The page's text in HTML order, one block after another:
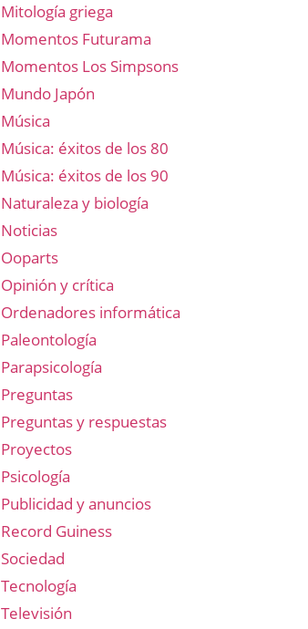
Mitología griega
Momentos Futurama
Momentos Los Simpsons
Mundo Japón
Música
Música: éxitos de los 80
Música: éxitos de los 90
Naturaleza y biología
Noticias
Ooparts
Opinión y crítica
Ordenadores informática
Paleontología
Parapsicología
Preguntas
Preguntas y respuestas
Proyectos
Psicología
Publicidad y anuncios
Record Guiness
Sociedad
Tecnología
Televisión